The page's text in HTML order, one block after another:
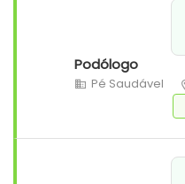
Podólogo
Pé Saudável